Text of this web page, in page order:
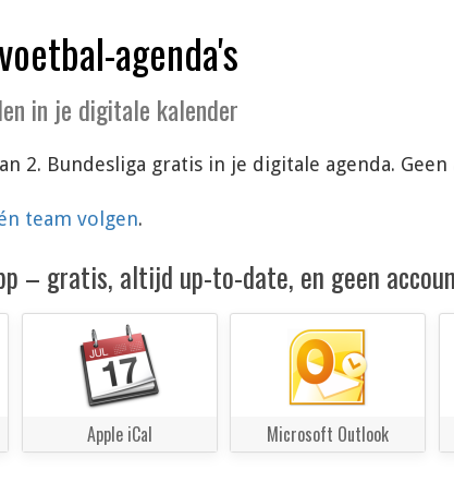
agenda's
in je digitale kalender
2. Bundesliga gratis in je digitale agenda.
team volgen.
– gratis, altijd up-to-date, en geen
Apple iCal Microsoft Outlook